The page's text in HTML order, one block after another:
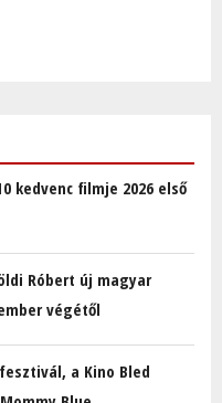
kedvenc filmje 2026 első
Róbert új magyar
végétől
a Kino Bled